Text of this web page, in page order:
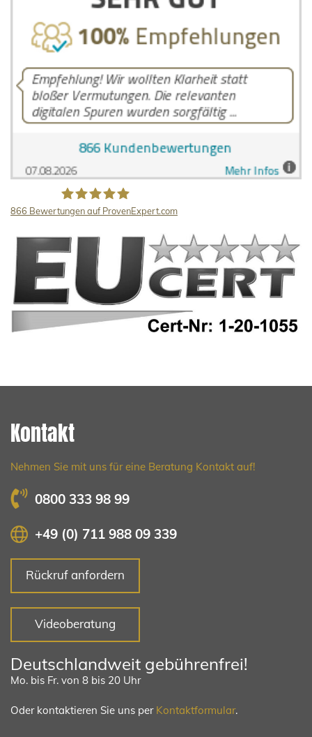
LB Detektive GmbH
866 Bewertungen auf ProvenExpert.com
Kontakt
Nehmen Sie mit uns für eine Beratung Kontakt auf!
0800 333 98 99
+49 (0) 711 988 09 339
Rückruf anfordern
Videoberatung
Deutschlandweit gebührenfrei!
Mo. bis Fr. von 8 bis 20 Uhr
Oder kontaktieren Sie uns per Kontaktformular.